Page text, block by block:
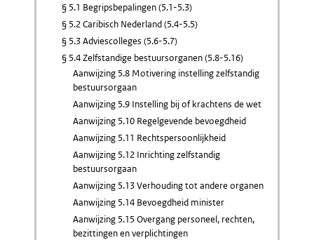
§ 5.1 Begripsbepalingen (5.1-5.3)
§ 5.2 Caribisch Nederland (5.4-5.5)
§ 5.3 Adviescolleges (5.6-5.7)
§ 5.4 Zelfstandige bestuursorganen (5.8-5.16)
Aanwijzing 5.8 Motivering instelling zelfstandig
bestuursorgaan
Aanwijzing 5.9 Instelling bij of krachtens de wet
Aanwijzing 5.10 Regelgevende bevoegdheid
Aanwijzing 5.11 Rechtspersoonlijkheid
Aanwijzing 5.12 Inrichting zelfstandig
bestuursorgaan
Aanwijzing 5.13 Verhouding tot andere organen
Aanwijzing 5.14 Bevoegdheid minister
Aanwijzing 5.15 Overgang personeel, rechten,
bezittingen en verplichtingen